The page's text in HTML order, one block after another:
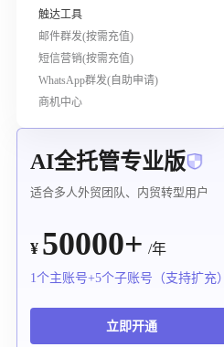
触达工具
邮件群发(按需充值)
短信营销(按需充值)
WhatsApp群发(自助申请)
商机中心
AI全托管专业版
适合多人外贸团队、内贸转型用户
¥ 50000+ /年
1个主账号+5个子账号（支持扩充）
立即开通